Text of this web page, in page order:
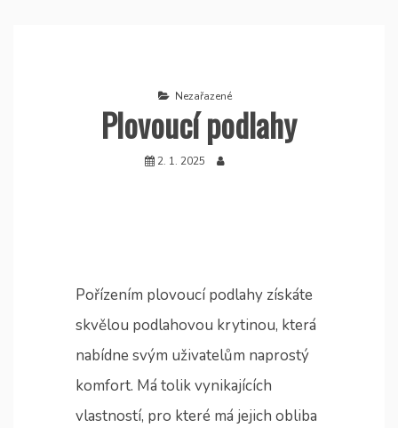
Nezařazené
Plovoucí podlahy
2. 1. 2025
Pořízením plovoucí podlahy získáte
skvělou podlahovou krytinou, která
nabídne svým uživatelům naprostý
komfort. Má tolik vynikajících
vlastností, pro které má jejich obliba